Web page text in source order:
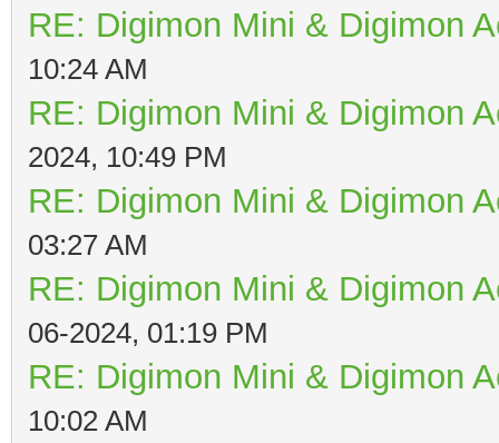
RE: Digimon Mini & Digimon
10:24 AM
RE: Digimon Mini & Digimon
2024, 10:49 PM
RE: Digimon Mini & Digimon
03:27 AM
RE: Digimon Mini & Digimon
06-2024, 01:19 PM
RE: Digimon Mini & Digimon
10:02 AM